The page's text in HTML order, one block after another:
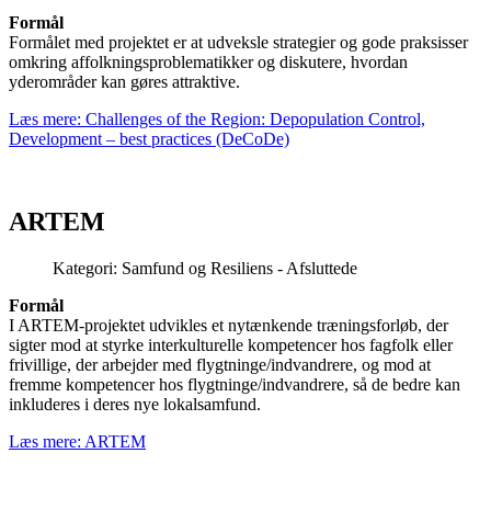
Formål
Formålet med projektet er at udveksle strategier og gode praksisser
omkring affolkningsproblematikker og diskutere, hvordan
yderområder kan gøres attraktive.
Læs mere: Challenges of the Region: Depopulation Control,
Development – best practices (DeCoDe)
ARTEM
Kategori: Samfund og Resiliens - Afsluttede
Formål
I ARTEM-projektet udvikles et nytænkende træningsforløb, der
sigter mod at styrke interkulturelle kompetencer hos fagfolk eller
frivillige, der arbejder med flygtninge/indvandrere, og mod at
fremme kompetencer hos flygtninge/indvandrere, så de bedre kan
inkluderes i deres nye lokalsamfund.
Læs mere: ARTEM